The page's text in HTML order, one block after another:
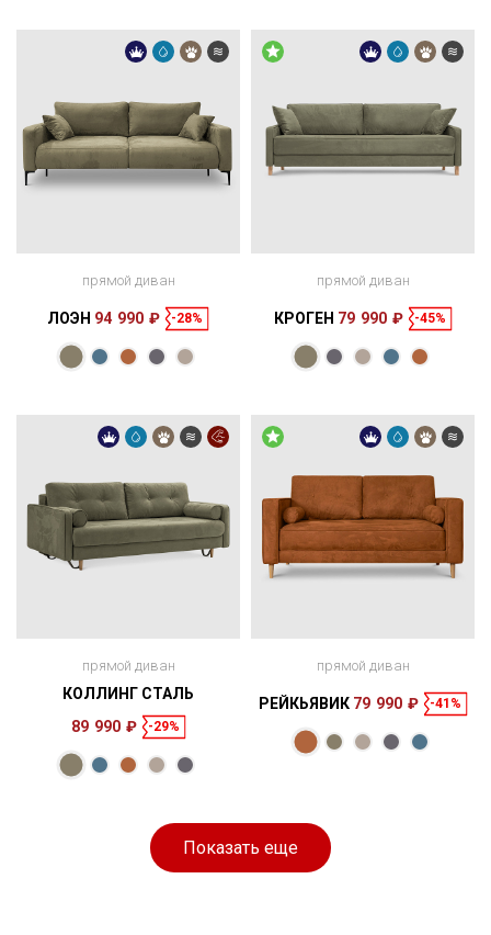
Размеры
229 × 112 × 95
место
200 × 150 см
прямой диван
ЛОЭН 94 990 ₽ -28%
Размеры
214 × 94 × 72
место
197 × 137 см
прямой диван
КРОГЕН 79 990 ₽ -45%
Размеры
Спальное
прямой диван
КОЛЛИНГ СТАЛЬ
89 990 ₽
-29%
Размеры
прямой диван
РЕЙКЬЯВИК 79 990 ₽ -41%
Показать еще